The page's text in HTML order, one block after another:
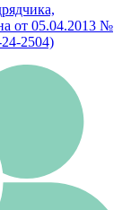
от 05.04.2013 №
2504)